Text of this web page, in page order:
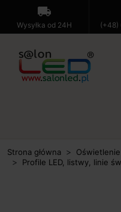
local_shipping
Wysyłka od 24H
Strona główna
Profile LED, listwy, linie